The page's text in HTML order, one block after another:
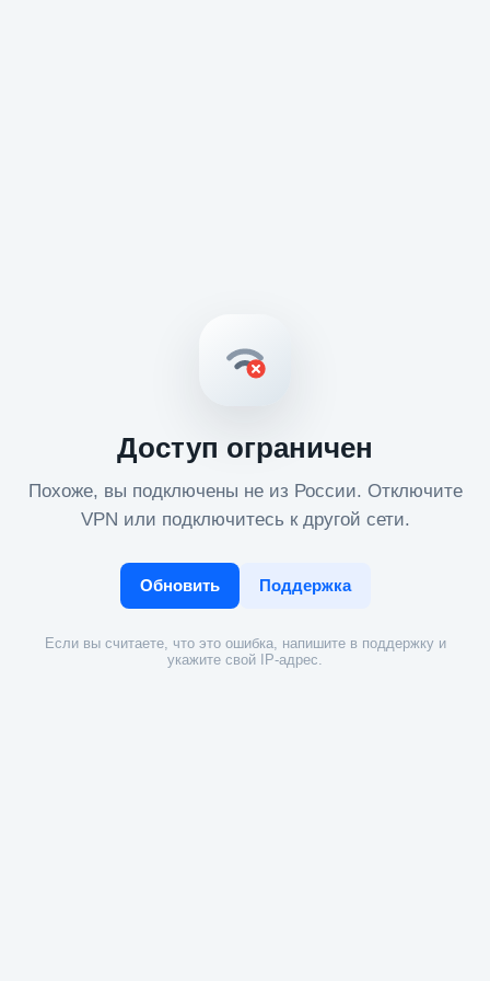
Доступ ограничен
Похоже, вы подключены не из России. Отключите
VPN или подключитесь к другой сети.
Обновить Поддержка
Если вы считаете, что это ошибка, напишите в поддержку и
укажите свой IP-адрес.